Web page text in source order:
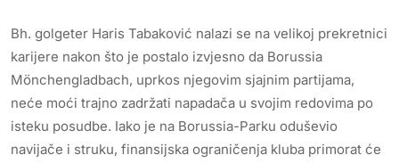
Bh. golgeter Haris Tabaković nalazi se na velikoj prekretnici
karijere nakon što je postalo izvjesno da Borussia
Mönchengladbach, uprkos njegovim sjajnim partijama,
neće moći trajno zadržati napadača u svojim redovima po
isteku posudbe. Iako je na Borussia-Parku oduševio
navijače i struku, finansijska ograničenja kluba primorat će